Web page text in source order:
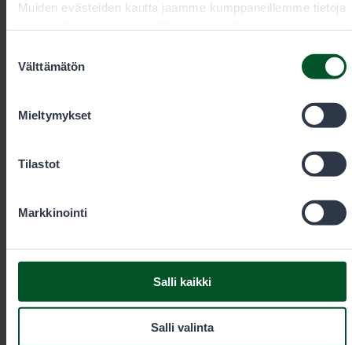
Muiden evästeiden kautta jaamme kumppaneillemme tietoja
antanut heille tai joita on kerätty, kun olet käyttänyt heidän
valinta
Välttämätön
Mieltymykset
Tilastot
Markkinointi
Salli kaikki
Salli valinta
+35820692424
Puhelun hinta0,00€/min + pvm/mpm. Kiireelliset
eraluvat@metsa.fi
Yhteystiedot